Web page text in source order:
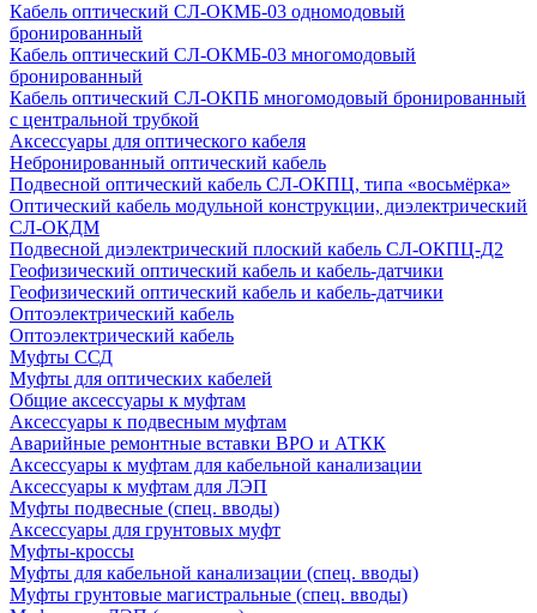
Кабель оптический СЛ-ОКМБ-03 одномодовый
бронированный
Кабель оптический СЛ-ОКМБ-03 многомодовый
бронированный
Кабель оптический СЛ-ОКПБ многомодовый бронированный
с центральной трубкой
Аксессуары для оптического кабеля
Небронированный оптический кабель
Подвесной оптический кабель СЛ-ОКПЦ, типа «восьмёрка»
Оптический кабель модульной конструкции, диэлектрический
СЛ-ОКДМ
Подвесной диэлектрический плоский кабель СЛ-ОКПЦ-Д2
Геофизический оптический кабель и кабель-датчики
Геофизический оптический кабель и кабель-датчики
Оптоэлектрический кабель
Оптоэлектрический кабель
Муфты ССД
Муфты для оптических кабелей
Общие аксессуары к муфтам
Аксессуары к подвесным муфтам
Аварийные ремонтные вставки ВРО и АТКК
Аксессуары к муфтам для кабельной канализации
Аксессуары к муфтам для ЛЭП
Муфты подвесные (спец. вводы)
Аксессуары для грунтовых муфт
Муфты-кроссы
Муфты для кабельной канализации (спец. вводы)
Муфты грунтовые магистральные (спец. вводы)